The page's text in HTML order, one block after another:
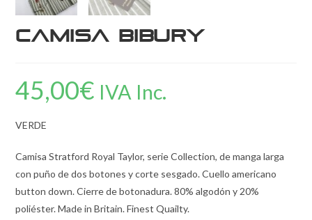
Camisa Bibury
45,00€ IVA Inc.
VERDE
Camisa Stratford Royal Taylor, serie Collection, de manga larga
con puño de dos botones y corte sesgado. Cuello americano
button down. Cierre de botonadura. 80% algodón y 20%
poliéster. Made in Britain. Finest Quailty.